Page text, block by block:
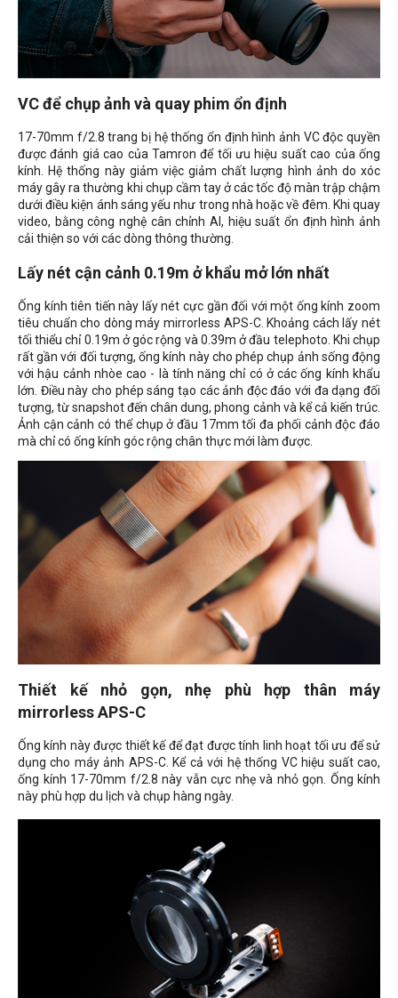
VC để chụp ảnh và quay phim ổn định
17-70mm f/2.8 trang bị hệ thống ổn định hình ảnh VC độc quyền
được đánh giá cao của Tamron để tối ưu hiệu suất cao của ống
kính. Hệ thống này giảm việc giảm chất lượng hình ảnh do xóc
máy gây ra thường khi chụp cầm tay ở các tốc độ màn trập chậm
dưới điều kiện ánh sáng yếu như trong nhà hoặc về đêm. Khi quay
video, bằng công nghệ cân chỉnh AI, hiệu suất ổn định hình ảnh
cải thiện so với các dòng thông thường.
Lấy nét cận cảnh 0.19m ở khẩu mở lớn nhất
Ống kính tiên tiến này lấy nét cực gần đối với một ống kính zoom
tiêu chuẩn cho dòng máy mirrorless APS-C. Khoảng cách lấy nét
tối thiểu chỉ 0.19m ở góc rộng và 0.39m ở đầu telephoto. Khi chụp
rất gần với đối tượng, ống kính này cho phép chụp ảnh sống động
với hậu cảnh nhòe cao - là tính năng chỉ có ở các ống kính khẩu
lớn. Điều này cho phép sáng tạo các ảnh độc đáo với đa dạng đối
tượng, từ snapshot đến chân dung, phong cảnh và kể cả kiến trúc.
Ảnh cận cảnh có thể chụp ở đầu 17mm tối đa phối cảnh độc đáo
mà chỉ có ống kính góc rộng chân thực mới làm được.
Thiết kế nhỏ gọn, nhẹ phù hợp thân máy
mirrorless APS-C
Ống kính này được thiết kế để đạt được tính linh hoạt tối ưu để sử
dụng cho máy ảnh APS-C. Kể cả với hệ thống VC hiệu suất cao,
ống kính 17-70mm f/2.8 này vẫn cực nhẹ và nhỏ gọn. Ống kính
này phù hợp du lịch và chụp hàng ngày.